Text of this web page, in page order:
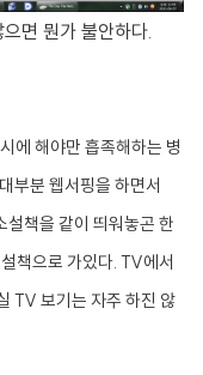
면 뭔가 불안하다.
에 해야만 흡족해하는 병
부분 웹서핑을 하면서
책을 같이 띄워놓곤 한
책으로 가있다. TV에서
TV 보기는 자주 하진 않